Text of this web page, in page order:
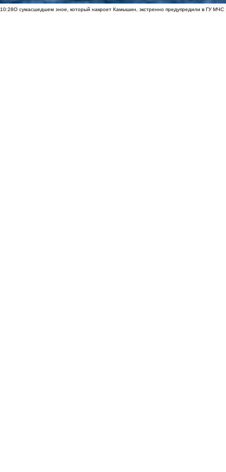
10:28О сумасшедшем зное, который накроет Камышин, экстренно предупредили в ГУ МЧС